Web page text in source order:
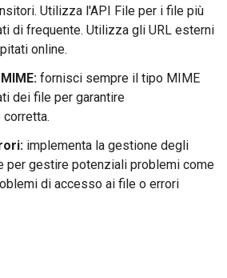
Utilizza l'API File per i file più
di frequente. Utilizza gli URL esterni
online.
fornisci sempre il tipo MIME
dei file per garantire
corretta.
implementa la gestione degli
per gestire potenziali problemi come
di accesso ai file o errori